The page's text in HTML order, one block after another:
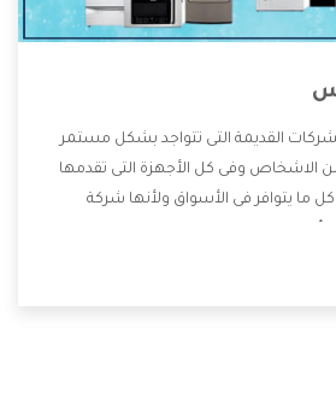
القديمة التى تتواجد بشكل مستمر
من الاشخاص وفى كل الأجهزة التى تقدمها
ما يتوافر فى الأسواق ولأنها شركة
والخصومات التى تسهل على